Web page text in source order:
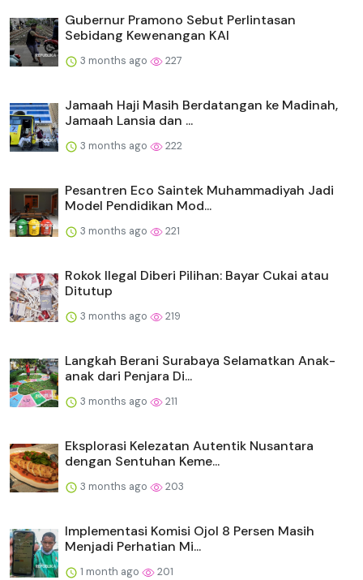
Gubernur Pramono Sebut Perlintasan
Sebidang Kewenangan KAI
3 months ago 227
Jamaah Haji Masih Berdatangan ke Madinah,
Jamaah Lansia dan ...
3 months ago 222
Pesantren Eco Saintek Muhammadiyah Jadi
Model Pendidikan Mod...
3 months ago 221
Rokok Ilegal Diberi Pilihan: Bayar Cukai atau
Ditutup
3 months ago 219
Langkah Berani Surabaya Selamatkan Anak-
anak dari Penjara Di...
3 months ago 211
Eksplorasi Kelezatan Autentik Nusantara
dengan Sentuhan Keme...
3 months ago 203
Implementasi Komisi Ojol 8 Persen Masih
Menjadi Perhatian Mi...
1 month ago 201